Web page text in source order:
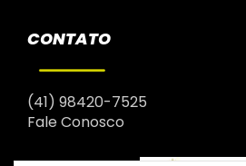
CONTATO
(41) 98420-7525
Fale Conosco